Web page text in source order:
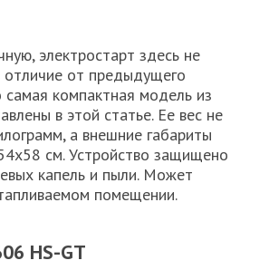
электростарт здесь не
отличие от предыдущего
самая компактная модель из
в этой статье. Ее вес не
а внешние габариты
см. Устройство защищено
капель и пыли. Может
помещении.
HS-GT